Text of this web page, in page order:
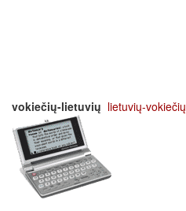
vokiečių-lietuvių lietuvių-vokiečių